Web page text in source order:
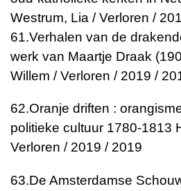
Westrum, Lia / Verloren /
61.Verhalen van de
werk van Maartje Draak
Willem / Verloren / 2019 /
62.Oranje driften :
politieke cultuur 1780-1813
Verloren / 2019 / 2019
63.De Amsterdamse